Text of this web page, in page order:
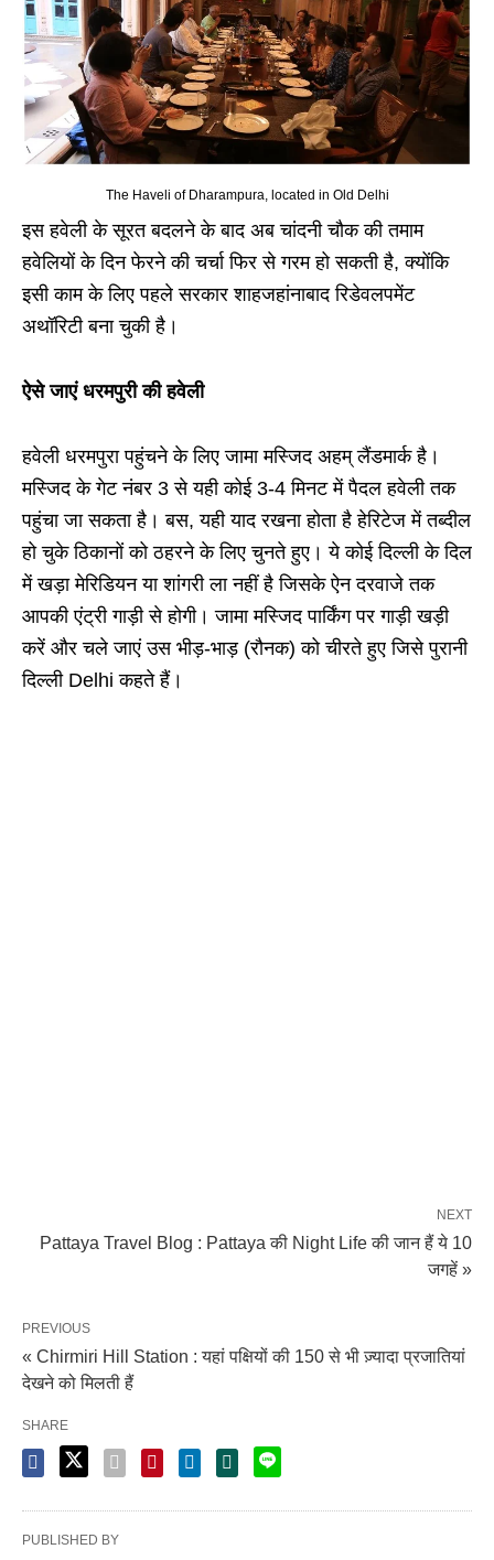
The Haveli of Dharampura, located in Old Delhi
इस हवेली के सूरत बदलने के बाद अब चांदनी चौक की तमाम
हवेलियों के दिन फेरने की चर्चा फिर से गरम हो सकती है, क्योंकि
इसी काम के लिए पहले सरकार शाहजहांनाबाद रिडेवलपमेंट
अथॉरिटी बना चुकी है।
ऐसे जाएं धरमपुरी की हवेली
हवेली धरमपुरा पहुंचने के लिए जामा मस्जिद अहम् लैंडमार्क है।
मस्जिद के गेट नंबर 3 से यही कोई 3-4 मिनट में पैदल हवेली तक
पहुंचा जा सकता है। बस, यही याद रखना होता है हेरिटेज में तब्दील
हो चुके ठिकानों को ठहरने के लिए चुनते हुए। ये कोई दिल्ली के दिल
में खड़ा मेरिडियन या शांगरी ला नहीं है जिसके ऐन दरवाजे तक
आपकी एंट्री गाड़ी से होगी। जामा मस्जिद पार्किंग पर गाड़ी खड़ी
करें और चले जाएं उस भीड़-भाड़ (रौनक) को चीरते हुए जिसे पुरानी
दिल्ली Delhi कहते हैं।
NEXT
Pattaya Travel Blog : Pattaya की Night Life की जान हैं ये 10
जगहें »
PREVIOUS
« Chirmiri Hill Station : यहां पक्षियों की 150 से भी ज़्यादा प्रजातियां
देखने को मिलती हैं
SHARE
PUBLISHED BY